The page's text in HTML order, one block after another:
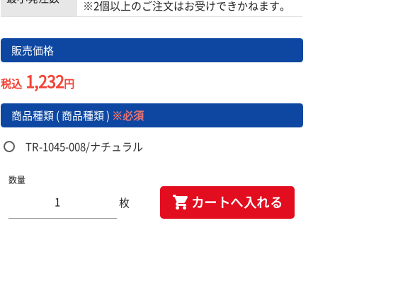
※2個以上のご注文はお受けできかねます。
販売価格
税込 1,232円
商品種類 ( 商品種類 ) ※必須
TR-1045-008/ナチュラル
数量
枚 カートへ入れる